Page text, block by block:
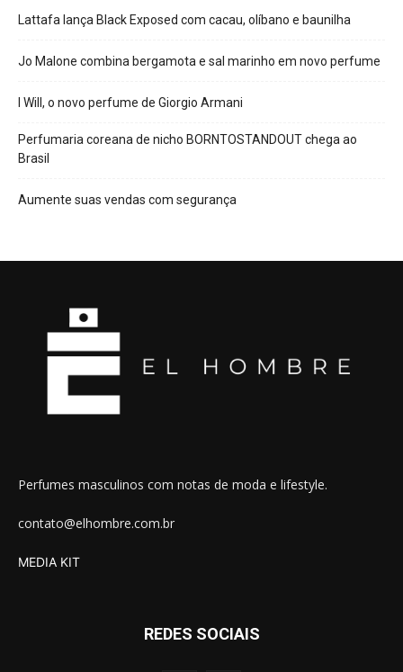
Lattafa lança Black Exposed com cacau, olíbano e baunilha
Jo Malone combina bergamota e sal marinho em novo perfume
I Will, o novo perfume de Giorgio Armani
Perfumaria coreana de nicho BORNTOSTANDOUT chega ao
Brasil
Aumente suas vendas com segurança
Perfumes masculinos com notas de moda e lifestyle.
contato@elhombre.com.br
MEDIA KIT
REDES SOCIAIS